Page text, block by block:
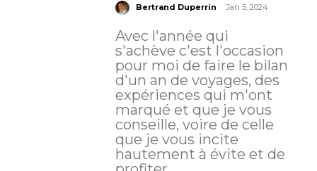
Bertrand Duperrin - Jan 5, 2024
Avec l'année qui
s'achève c'est l'occasion
pour moi de faire le bilan
d'un an de voyages, des
expériences qui m'ont
marqué et que je vous
conseille, voire de celle
que je vous incite
hautement à évite et de